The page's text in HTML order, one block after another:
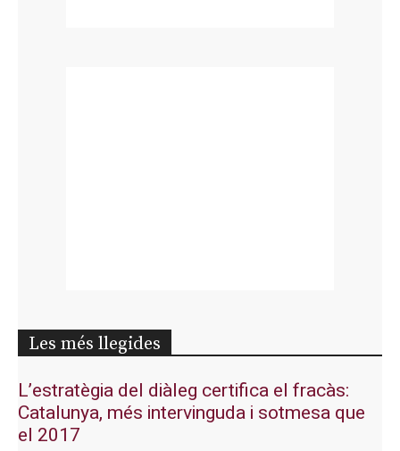
Les més llegides
L’estratègia del diàleg certifica el fracàs:
Catalunya, més intervinguda i sotmesa que
el 2017